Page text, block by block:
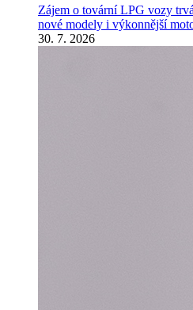
Zájem o tovární LPG vozy
nové modely i výkonnější
30. 7. 2026